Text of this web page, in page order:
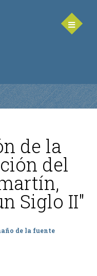
2027
de la
del
Siglo II"
de la fuente